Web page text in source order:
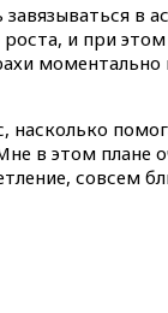
в
и при
в этом плане
совсем